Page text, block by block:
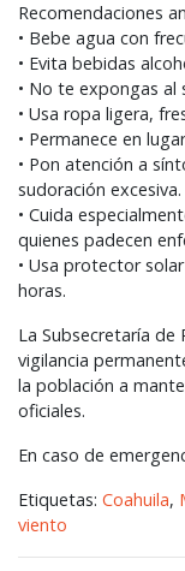
Recomendaciones
• Bebe agua con
• Evita bebidas
• No te expongas al
• Usa ropa ligera,
• Permanece en
• Pon atención a
sudoración excesiva.
• Cuida
quienes padecen
• Usa protector
horas.
La Subsecretaría de
vigilancia
la población a
oficiales.
En caso de
Etiquetas: Coahuila,
viento